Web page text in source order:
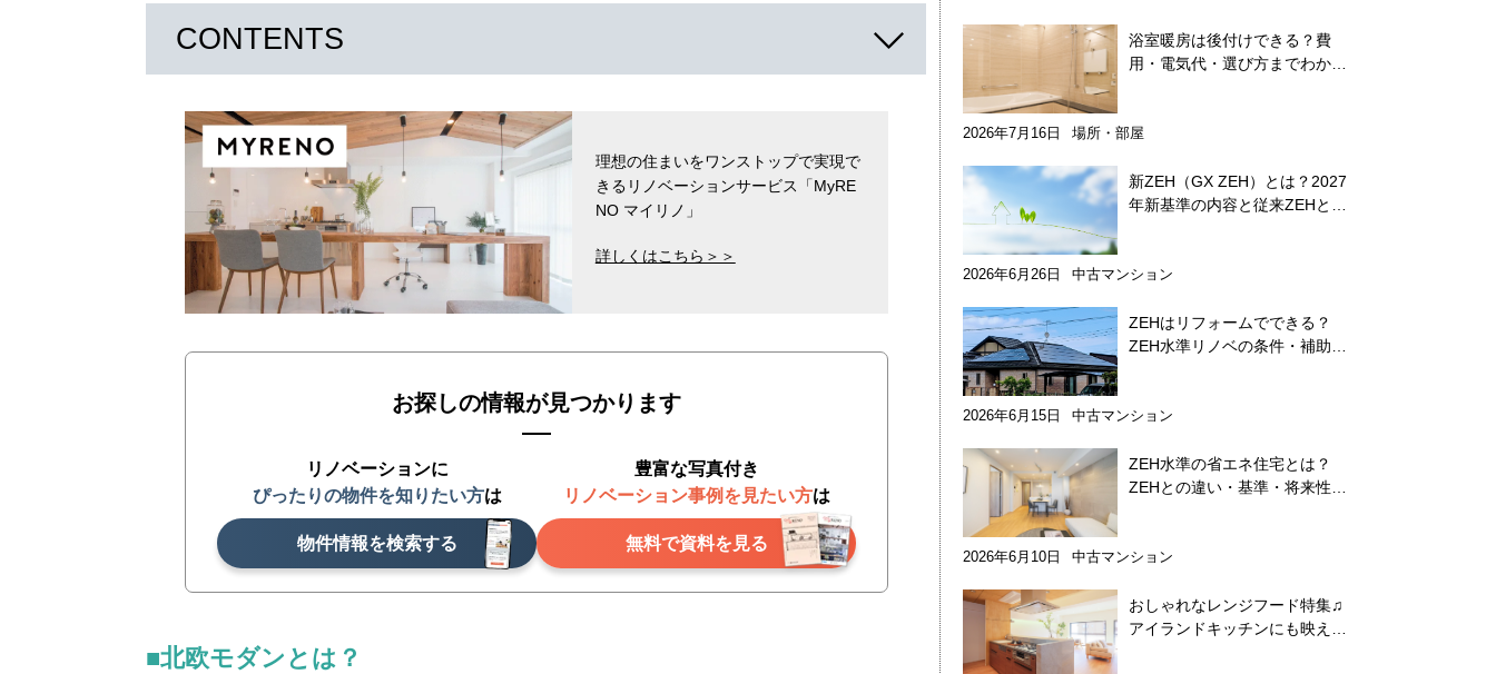
CONTENTS
理想の住まいをワンストップで実現で
きるリノベーションサービス「MyRE
NO マイリノ」
詳しくはこちら＞＞
お探しの情報が見つかります
リノベーションに
ぴったりの物件を知りたい方は
物件情報を検索する
豊富な写真付き
リノベーション事例を見たい方は
無料で資料を見る
■北欧モダンとは？
浴室暖房は後付けできる？費
用・電気代・選び方までわかり
2026年7月16日 場所・部屋
新ZEH（GX ZEH）とは？2027
年新基準の内容と従来ZEHとの
2026年6月26日 中古マンション
ZEHはリフォームでできる？
ZEH水準リノベの条件・補助金
2026年6月15日 中古マンション
ZEH水準の省エネ住宅とは？
ZEHとの違い・基準・将来性を
2026年6月10日 中古マンション
おしゃれなレンジフード特集♫
アイランドキッチンにも映える